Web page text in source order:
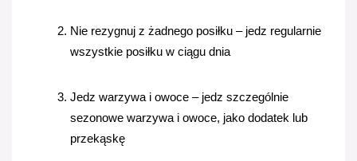
Nie rezygnuj z żadnego posiłku – jedz regularnie
wszystkie posiłku w ciągu dnia
Jedz warzywa i owoce – jedz szczególnie
sezonowe warzywa i owoce, jako dodatek lub
przekąskę